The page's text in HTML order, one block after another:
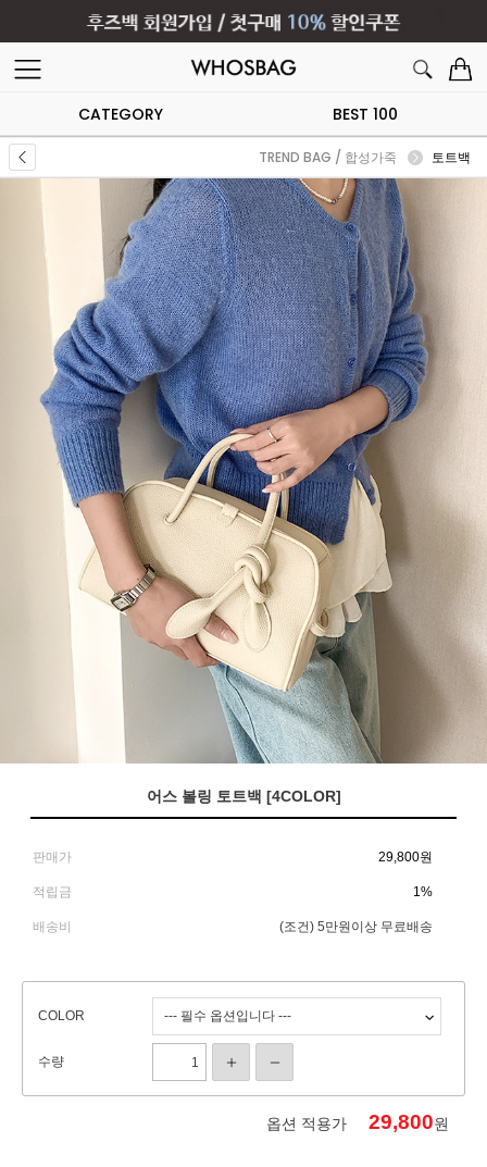
CATEGORY BEST 100
TREND BAG / 합성가죽 토트백
어스 볼링 토트백 [4COLOR]
판매가 29,800원
적립금 1%
배송비 (조건) 5만원이상 무료배송
COLOR
수량
옵션 적용가 29,800원